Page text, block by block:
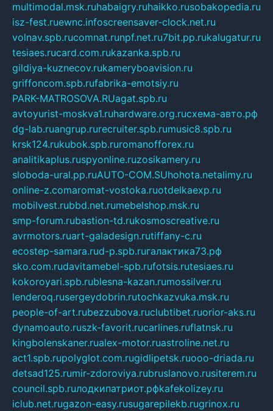
multimodal.msk.ruhabaigry.ruhaikko.rusobakopedia.ru
isz-fest.ruewnc.infoscreensaver-clock.net.ru
volnav.spb.rucomnat.runpf.net.ru7bit.pp.rukalugatur.ru
tesiaes.rucard.com.rukazanka.spb.ru
gildiya-kuznecov.rukameryboavision.ru
griffoncom.spb.rufabrika-emotsiy.ru
PARK-MATROSOVA.RUagat.spb.ru
avtoyurist-moskva1.ruhardware.org.ruсхема-авто.рф
dg-lab.ruangrup.rurecruiter.spb.rumusic8.spb.ru
krsk124.rukubok.spb.ruromanofforex.ru
analitikaplus.ruspyonline.ruzosikamery.ru
sloboda-ural.pp.ruAUTO-COM.SUhohota.netalimy.ru
online-z.comaromat-vostoka.ruotdelkaexp.ru
mobilvest.rubbd.net.rumebelshop.msk.ru
smp-forum.rubastion-td.rukosmoscreative.ru
avrmotors.ruart-galadesign.rutiffany-c.ru
ecostep-samara.rud-p.spb.ruгалактика73.рф
sko.com.rudavitamebel-spb.rufotsis.rutesiaes.ru
kokoroyari.spb.rublesna-kazan.rumossilver.ru
lenderoq.rusergeydobrin.rutochkazvuka.msk.ru
people-of-art.rubezzubova.ruclubtibet.ruorior-aks.ru
dynamoauto.ruszk-favorit.rucarlines.ruflatnsk.ru
kingbolenskaner.rualex-motor.ruastroline.net.ru
act1.spb.rupolyglot.com.rugidlipetsk.ruooo-driada.ru
detsad125.rumir-zdoroviya.rubruslanovo.rusiterem.ru
council.spb.ruлодкипатриот.рфkafekolizey.ru
iclub.net.rugazon-easy.rusugarepilekb.rugrinox.ru